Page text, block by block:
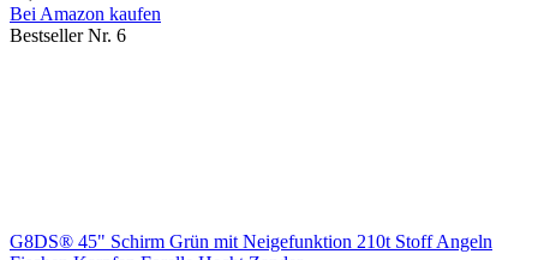
Bei Amazon kaufen
Bestseller Nr. 6
G8DS® 45" Schirm Grün mit Neigefunktion 210t Stoff Angeln